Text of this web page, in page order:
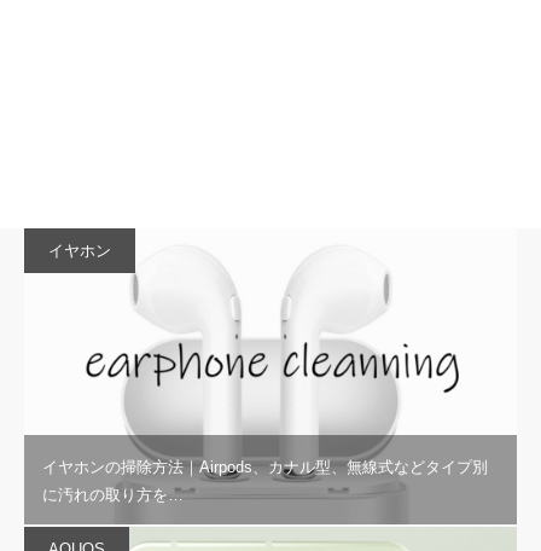
イヤホン
イヤホンの掃除方法｜Airpods、カナル型、無線式などタイプ別
に汚れの取り方を…